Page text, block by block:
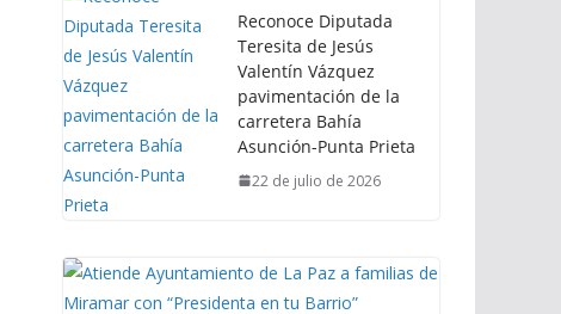
Reconoce Diputada
Teresita de Jesús
Valentín Vázquez
pavimentación de la
carretera Bahía
Asunción-Punta Prieta
22 de julio de 2026